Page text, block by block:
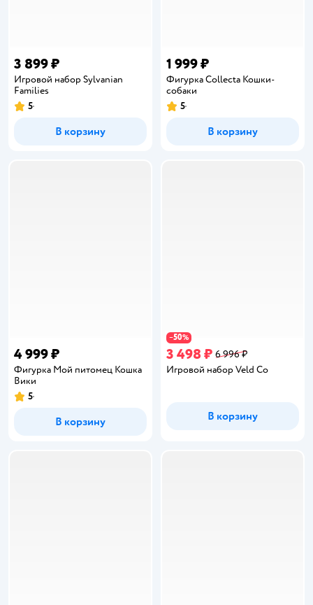
3 899 ₽
Игровой набор Sylvanian
Families
Рейтинг:
5
В корзину
1 999 ₽
Фигурка Collecta Кошки-
собаки
Рейтинг:
5
В корзину
4 999 ₽
Фигурка Мой питомец Кошка
Вики
Рейтинг:
5
В корзину
−50%
3 498 ₽ 6 996 ₽
Игровой набор Veld Co
В корзину